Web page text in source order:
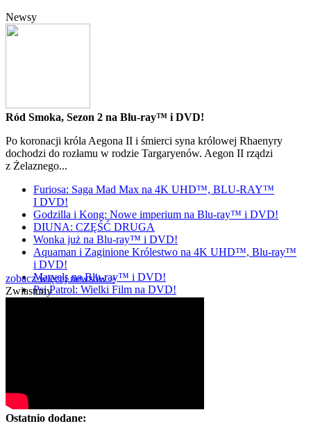
Newsy
Ród Smoka, Sezon 2 na Blu-ray™ i DVD!
Po koronacji króla Aegona II i śmierci syna królowej Rhaenyry
dochodzi do rozłamu w rodzie Targaryenów. Aegon II rządzi
z Żelaznego...
Furiosa: Saga Mad Max na 4K UHD™, BLU-RAY™
I DVD!
Godzilla i Kong: Nowe imperium na Blu-ray™ i DVD!
DIUNA: CZĘŚĆ DRUGA
Wonka już na Blu-ray™ i DVD!
Aquaman i Zaginione Królestwo na 4K UHD™, Blu-ray™
i DVD!
Marvels na Blu-ray™ i DVD!
Psi Patrol: Wielki Film na DVD!
zobacz więcej newsów »
Zwiastuny
Ostatnio dodane: